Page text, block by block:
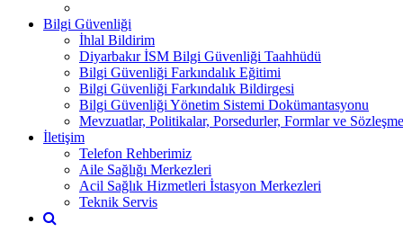
Bilgi Güvenliği
İhlal Bildirim
Diyarbakır İSM Bilgi Güvenliği Taahhüdü
Bilgi Güvenliği Farkındalık Eğitimi
Bilgi Güvenliği Farkındalık Bildirgesi
Bilgi Güvenliği Yönetim Sistemi Dokümantasyonu
Mevzuatlar, Politikalar, Porsedurler, Formlar ve
İletişim
Telefon Rehberimiz
Aile Sağlığı Merkezleri
Acil Sağlık Hizmetleri İstasyon Merkezleri
Teknik Servis